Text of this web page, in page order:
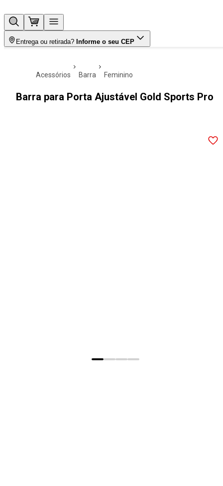
Entrega ou retirada? Informe o seu CEP
acessórios barra feminino
Barra para Porta Ajustável Gold Sports Pro